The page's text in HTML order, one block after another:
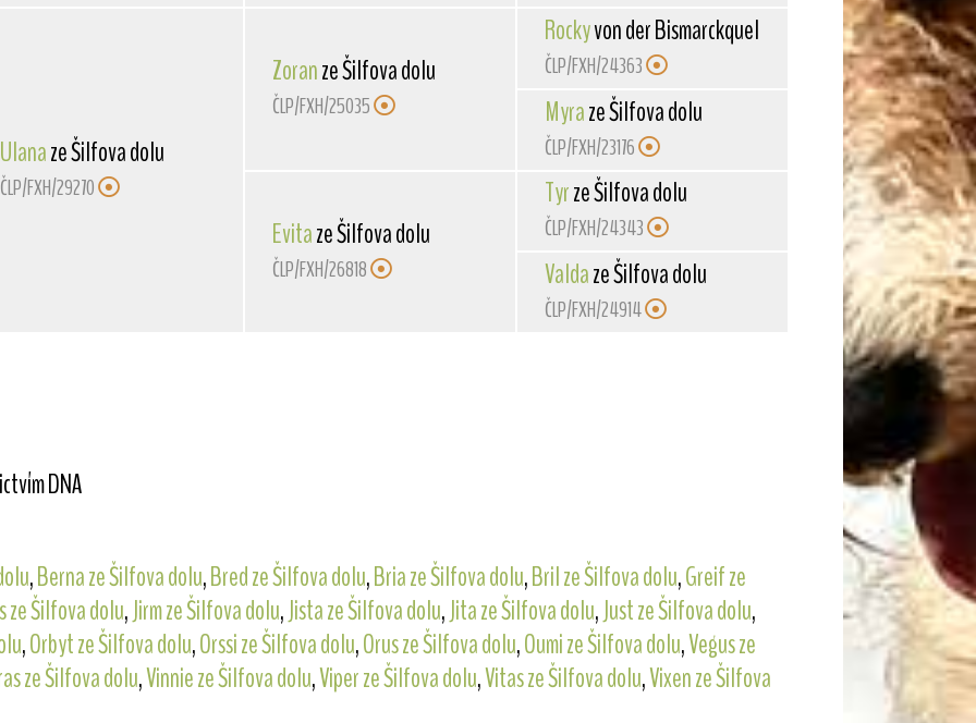
Ulanaze Šilfova dolu
ČLP/FXH/29270
Zoranze Šilfova dolu
ČLP/FXH/25035
Evitaze Šilfova dolu
ČLP/FXH/26818
Rockyvon der Bismarckquelle
ČLP/FXH/24363
Myraze Šilfova dolu
ČLP/FXH/23176
Tyrze Šilfova dolu
ČLP/FXH/24343
Valdaze Šilfova dolu
ČLP/FXH/24914
DNA
,Berna ze Šilfova dolu,Bred ze Šilfova dolu,Bria ze Šilfova dolu,Bril ze Šilfova dolu,Greif ze
ze Šilfova dolu,Jirm ze Šilfova dolu,Jista ze Šilfova dolu,Jita ze Šilfova dolu,Just ze Šilfova dolu,
,Orbyt ze Šilfova dolu,Orssi ze Šilfova dolu,Orus ze Šilfova dolu,Oumi ze Šilfova dolu,Vegus ze
ze Šilfova dolu,Vinnie ze Šilfova dolu,Viper ze Šilfova dolu,Vitas ze Šilfova dolu,Vixen ze Šilfova